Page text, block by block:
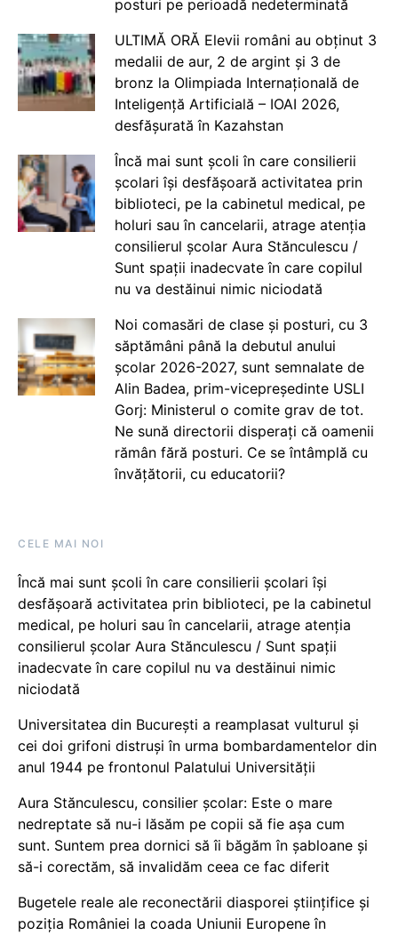
posturi pe perioadă nedeterminată
ULTIMĂ ORĂ Elevii români au obținut 3
medalii de aur, 2 de argint și 3 de
bronz la Olimpiada Internațională de
Inteligență Artificială – IOAI 2026,
desfășurată în Kazahstan
Încă mai sunt școli în care consilierii
școlari își desfășoară activitatea prin
biblioteci, pe la cabinetul medical, pe
holuri sau în cancelarii, atrage atenția
consilierul școlar Aura Stănculescu /
Sunt spații inadecvate în care copilul
nu va destăinui nimic niciodată
Noi comasări de clase și posturi, cu 3
săptămâni până la debutul anului
școlar 2026-2027, sunt semnalate de
Alin Badea, prim-vicepreședinte USLI
Gorj: Ministerul o comite grav de tot.
Ne sună directorii disperați că oamenii
rămân fără posturi. Ce se întâmplă cu
învățătorii, cu educatorii?
CELE MAI NOI
Încă mai sunt școli în care consilierii școlari își
desfășoară activitatea prin biblioteci, pe la cabinetul
medical, pe holuri sau în cancelarii, atrage atenția
consilierul școlar Aura Stănculescu / Sunt spații
inadecvate în care copilul nu va destăinui nimic
niciodată
Universitatea din București a reamplasat vulturul și
cei doi grifoni distruși în urma bombardamentelor din
anul 1944 pe frontonul Palatului Universității
Aura Stănculescu, consilier școlar: Este o mare
nedreptate să nu-i lăsăm pe copii să fie așa cum
sunt. Suntem prea dornici să îi băgăm în șabloane și
să-i corectăm, să invalidăm ceea ce fac diferit
Bugetele reale ale reconectării diasporei științifice și
poziția României la coada Uniunii Europene în